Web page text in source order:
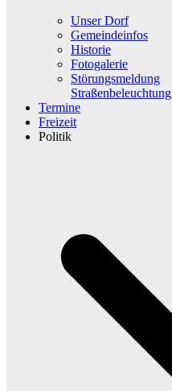
Unser Dorf
Gemeindeinfos
Historie
Fotogalerie
Störungsmeldung
Straßenbeleuchtung
Termine
Freizeit
Politik